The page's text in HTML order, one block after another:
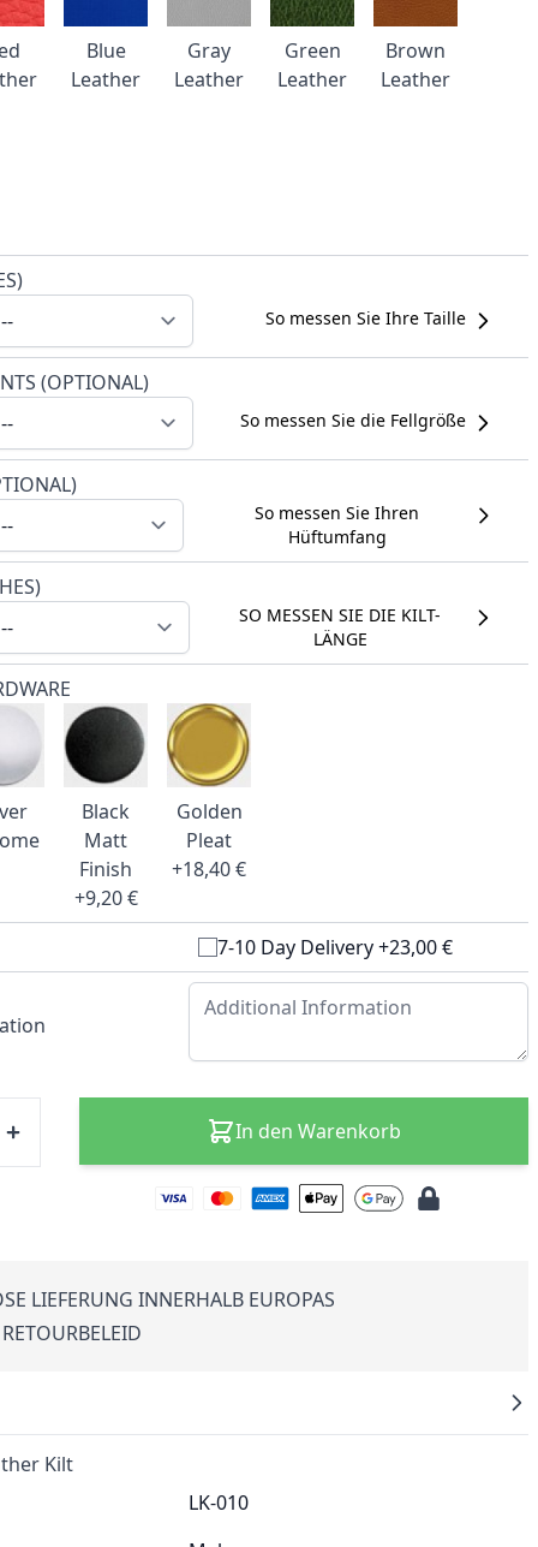
Blue
Leather
Gray
Leather
Green
Leather
Brown
Leather
So messen Sie Ihre Taille
(OPTIONAL)
So messen Sie die Fellgröße
So messen Sie Ihren
Hüftumfang
SO MESSEN SIE DIE KILT-
LÄNGE
Black
Matt
Finish
+9,20 €
Golden
Pleat
+18,40 €
7-10 Day Delivery +23,00 €
In den Warenkorb
LIEFERUNG INNERHALB EUROPAS
Kilt
LK-010